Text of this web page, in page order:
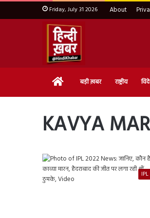
Friday, July 31 2026 About
Home बड़ी ख़बर राष्ट्रीय
KAVYA
IPL